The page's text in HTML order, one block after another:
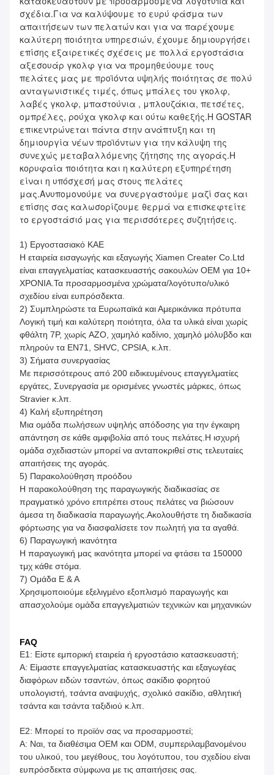
σχέδια.Για να καλύψουμε το ευρύ φάσμα των
απαιτήσεων των πελατών και για να παρέχουμε
καλύτερη ποιότητα υπηρεσιών, έχουμε δημιουργήσει
επίσης εξαιρετικές σχέσεις με πολλά εργοστάσια
αξεσουάρ γκολφ για να προμηθεύουμε τους
πελάτες μας με προϊόντα υψηλής ποιότητας σε πολύ
ανταγωνιστικές τιμές, όπως μπάλες του γκολφ,
λαβές γκολφ, μπαστούνια , μπλουζάκια, πετσέτες,
ομπρέλες, ρούχα γκολφ και ούτω καθεξής.Η GOSTAR
επικεντρώνεται πάντα στην ανάπτυξη και τη
δημιουργία νέων προϊόντων για την κάλυψη της
συνεχώς μεταβαλλόμενης ζήτησης της αγοράς.Η
κορυφαία ποιότητα και η καλύτερη εξυπηρέτηση
είναι η υπόσχεσή μας στους πελάτες
μας.Ανυπομονούμε να συνεργαστούμε μαζί σας και
επίσης σας καλωσορίζουμε θερμά να επισκεφτείτε
το εργοστάσιό μας για περισσότερες συζητήσεις.
1) Εργοστασιακό ΚΑΕ
Η εταιρεία εισαγωγής και εξαγωγής Xiamen Creater Co.Ltd
είναι επαγγελματίας κατασκευαστής σακουλών OEM για 10+
ΧΡΟΝΙΑ.Τα προσαρμοσμένα χρώματα/λογότυπο/υλικό
σχεδίου είναι ευπρόσδεκτα.
2) Συμπληρώστε τα Ευρωπαϊκά και Αμερικάνικα πρότυπα
Λογική τιμή και καλύτερη ποιότητα, όλα τα υλικά είναι χωρίς
φθάλτη 7P, χωρίς AZO, χαμηλό καδίνιο, χαμηλό μόλυβδο και
πληρούν τα EN71, SHVC, CPSIA, κ.λπ.
3) Σήματα συνεργασίας
Με περισσότερους από 200 ειδικευμένους επαγγελματίες
εργάτες, Συνεργασία με ορισμένες γνωστές μάρκες, όπως
Stravier κ.λπ.
4) Καλή εξυπηρέτηση
Μια ομάδα πωλήσεων υψηλής απόδοσης για την έγκαιρη
απάντηση σε κάθε αμφιβολία από τους πελάτες.Η ισχυρή
ομάδα σχεδιαστών μπορεί να ανταποκριθεί στις τελευταίες
απαιτήσεις της αγοράς.
5) Παρακολούθηση προόδου
Η παρακολούθηση της παραγωγικής διαδικασίας σε
πραγματικό χρόνο επιτρέπει στους πελάτες να βιώσουν
άμεσα τη διαδικασία παραγωγής.Ακολουθήστε τη διαδικασία
φόρτωσης για να διασφαλίσετε τον πωλητή για τα αγαθά.
6) Παραγωγική ικανότητα
Η παραγωγική μας ικανότητα μπορεί να φτάσει τα 150000
τμχ κάθε στόμα.
7) Ομάδα Ε & Α
Χρησιμοποιούμε εξελιγμένο εξοπλισμό παραγωγής και
απασχολούμε ομάδα επαγγελματιών τεχνικών και μηχανικών
FAQ
Ε1: Είστε εμπορική εταιρεία ή εργοστάσιο κατασκευαστή;
Α: Είμαστε επαγγελματίας κατασκευαστής και εξαγωγέας
διαφόρων ειδών τσαντών, όπως σακίδιο φορητού
υπολογιστή, τσάντα αναψυχής, σχολικό σακίδιο, αθλητική
τσάντα και τσάντα ταξιδιού κ.λπ.
Ε2: Μπορεί το προϊόν σας να προσαρμοστεί;
Α: Ναι, τα διαθέσιμα OEM και ODM, συμπεριλαμβανομένου
του υλικού, του μεγέθους, του λογότυπου, του σχεδίου είναι
ευπρόσδεκτα σύμφωνα με τις απαιτήσεις σας.